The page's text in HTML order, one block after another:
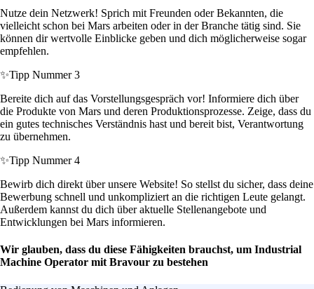
Nutze dein Netzwerk! Sprich mit Freunden oder Bekannten, die
vielleicht schon bei Mars arbeiten oder in der Branche tätig sind. Sie
können dir wertvolle Einblicke geben und dich möglicherweise sogar
empfehlen.
✨Tipp Nummer 3
Bereite dich auf das Vorstellungsgespräch vor! Informiere dich über
die Produkte von Mars und deren Produktionsprozesse. Zeige, dass du
ein gutes technisches Verständnis hast und bereit bist, Verantwortung
zu übernehmen.
✨Tipp Nummer 4
Bewirb dich direkt über unsere Website! So stellst du sicher, dass deine
Bewerbung schnell und unkompliziert an die richtigen Leute gelangt.
Außerdem kannst du dich über aktuelle Stellenangebote und
Entwicklungen bei Mars informieren.
Wir glauben, dass du diese Fähigkeiten brauchst, um Industrial
Machine Operator mit Bravour zu bestehen